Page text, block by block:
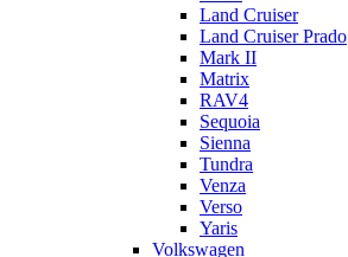
Land Cruiser
Land Cruiser Prado
Mark II
Matrix
RAV4
Sequoia
Sienna
Tundra
Venza
Verso
Yaris
Volkswagen